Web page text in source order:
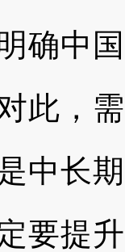
确中
此，
中长
要提